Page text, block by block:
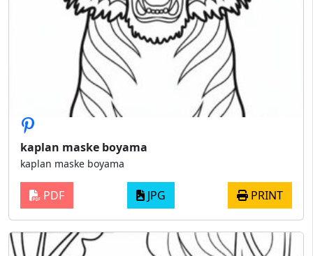
kaplan maske boyama
kaplan maske boyama
PDF JPG PRINT